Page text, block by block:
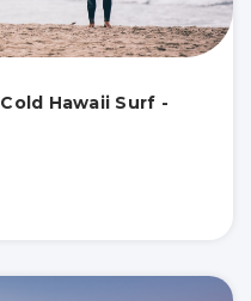
Hawaii Surf -